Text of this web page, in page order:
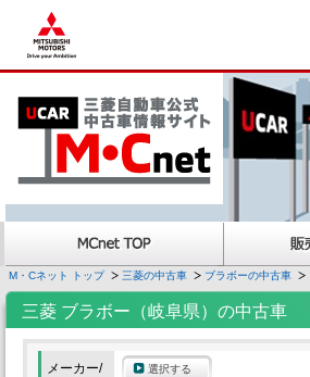
M・Cネット トップ 三菱の中古車 ブラボーの中古車
三菱 ブラボー（岐阜県）の中古車
メーカー/
選択する